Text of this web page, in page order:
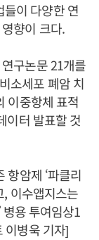
이 다양한 연
향이 크다.
구논문 21개를
소세포 폐암 치
이중항체 표적
이터 발표할 것
항암제 ‘파클리
, 이수앱지스는
병용 투여임상1
이병욱 기자]